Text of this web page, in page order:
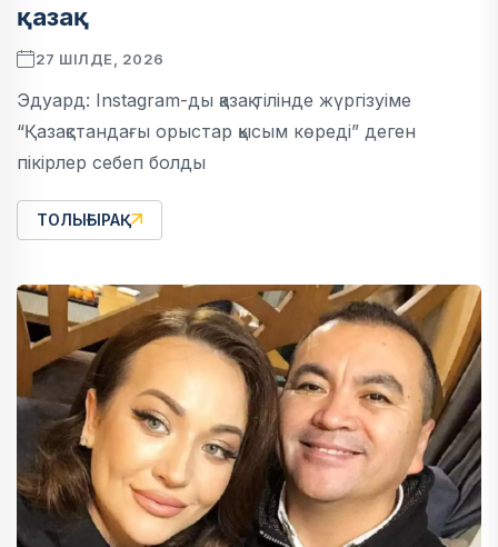
қазақ
27 ШІЛДЕ, 2026
Эдуард: Instagram-ды қазақ тілінде жүргізуіме
“Қазақстандағы орыстар қысым көреді” деген
пікірлер себеп болды
ТОЛЫҒЫРАҚ